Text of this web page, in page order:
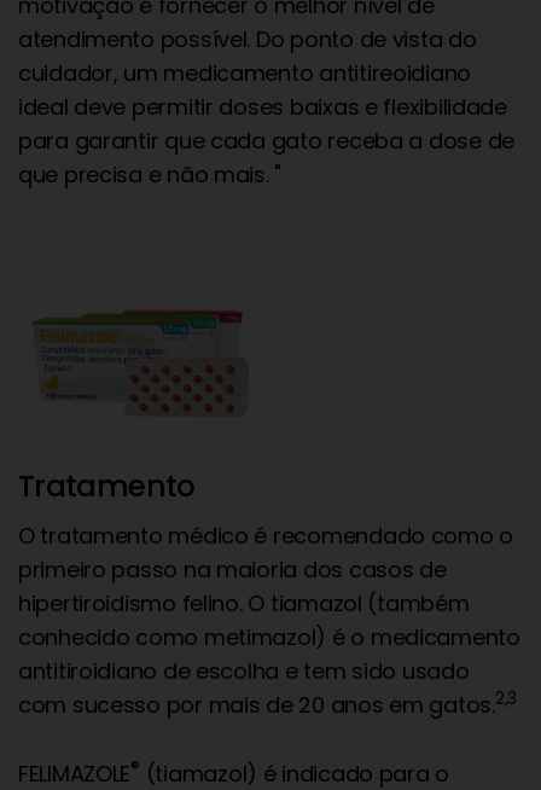
atendimento possível. Do ponto de vista do
cuidador, um medicamento antitireoidiano
ideal deve permitir doses baixas e flexibilidade
para garantir que cada gato receba a dose de
que precisa e não mais. "
Tratamento
O tratamento médico é recomendado como o
primeiro passo na maioria dos casos de
hipertiroidismo felino. O tiamazol (também
conhecido como metimazol) é o medicamento
antitiroidiano de escolha e tem sido usado
com sucesso por mais de 20 anos em gatos.2,3
FELIMAZOLE® (tiamazol) é indicado para o